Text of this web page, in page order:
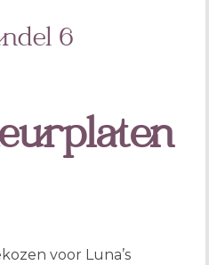
6
voor Luna’s